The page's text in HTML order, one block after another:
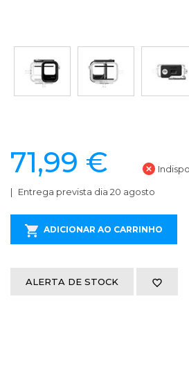
71,99 €
Entrega prevista dia 20 agosto
ADICIONAR AO CARRINHO
ALERTA DE STOCK